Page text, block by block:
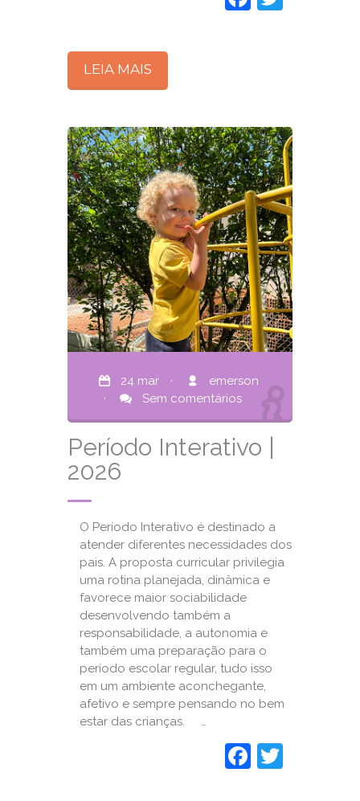
LEIA MAIS
24 mar ·
emerson
·
Sem comentários
Período Interativo |
2026
O Período Interativo é destinado a
atender diferentes necessidades dos
pais. A proposta curricular privilegia
uma rotina planejada, dinâmica e
favorece maior sociabilidade
desenvolvendo também a
responsabilidade, a autonomia e
também uma preparação para o
período escolar regular, tudo isso
em um ambiente aconchegante,
afetivo e sempre pensando no bem
estar das crianças. …